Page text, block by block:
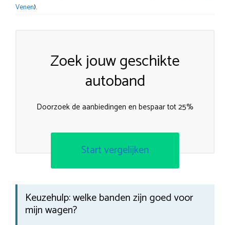
Venen).
Zoek jouw geschikte
autoband
Doorzoek de aanbiedingen en bespaar tot 25%
Start vergelijken
Keuzehulp: welke banden zijn goed voor
mijn wagen?